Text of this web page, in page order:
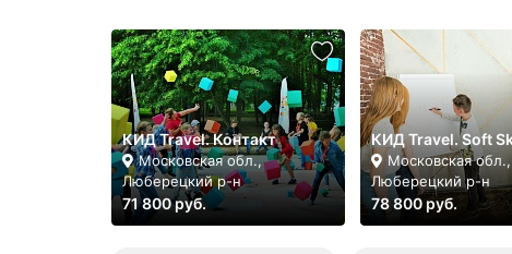
КИД Travel. Контакт
Московская обл.,
Люберецкий р-н
71 800 руб.
КИД Travel. Soft
Московская обл.,
Люберецкий р-н
78 800 руб.